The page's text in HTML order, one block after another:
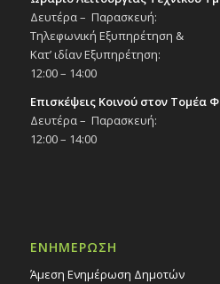
Δευτέρα – Παρασκευή:
Τηλεφωνική Εξυπηρέτηση &
Κατ’ ιδίαν Εξυπηρέτηση:
12:00 – 14:00
Επισκέψεις Κοινού στον Τομέα
Δευτέρα – Παρασκευή:
12:00 – 14:00
ΕΝΗΜΕΡΩΣΗ
Άμεση Ενημέρωση Δημοτών